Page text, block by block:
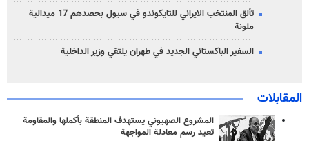
تألق المنتخب الايراني للتايكوندو في سيول بحصدهم 17 ميدالية
ملونة
السفير الباكستاني الجديد في طهران يلتقي وزير الداخلية
المقابلات
المشروع الصهيوني يستهدف المنطقة بأكملها والمقاومة
تعيد رسم معادلة المواجهة